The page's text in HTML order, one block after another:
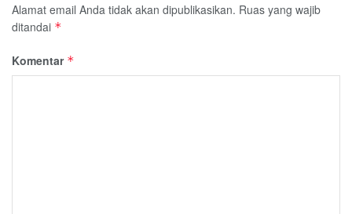
Alamat email Anda tidak akan dipublikasikan. Ruas yang wajib
ditandai *
Komentar *